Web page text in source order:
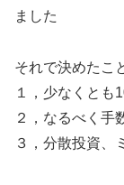
ました
それで決めたこ
１，少なくとも
２，なるべく手
３，分散投資、